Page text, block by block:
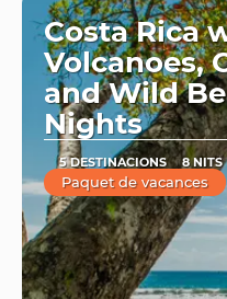
Costa Rica
Volcanoes,
and Wild
Nights
5 DESTINACIONS 8 NITS
Paquet de vacances